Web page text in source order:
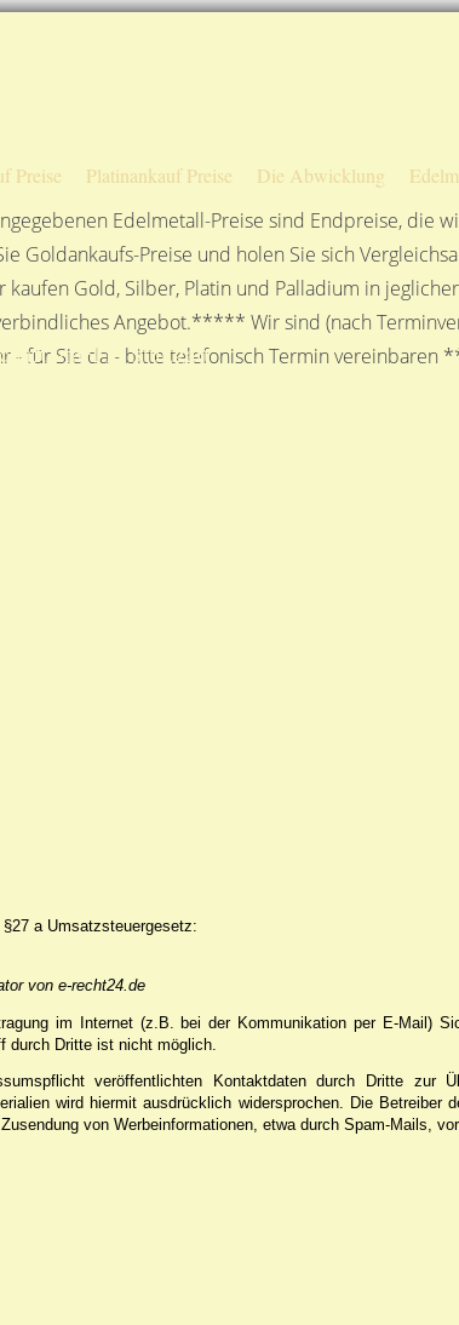
Preise Platinankauf Preise Die Abwicklung
Edelmetall-Preise sind Endpreise, die
Goldankaufs-Preise und holen Sie sich
Gold, Silber, Platin und Palladium in
Angebot.***** Wir sind (nach
- für Sie da - bitte telefonisch Termin vereinbaren
mbH in Stuttgart
a Umsatzsteuergesetz:
von e-recht24.de
im Internet (z.B. bei der Kommunikation per E-Mail)
durch Dritte ist nicht möglich.
veröffentlichten Kontaktdaten durch Dritte zur
wird hiermit ausdrücklich widersprochen. Die Betreiber
von Werbeinformationen, etwa durch Spam-Mails,